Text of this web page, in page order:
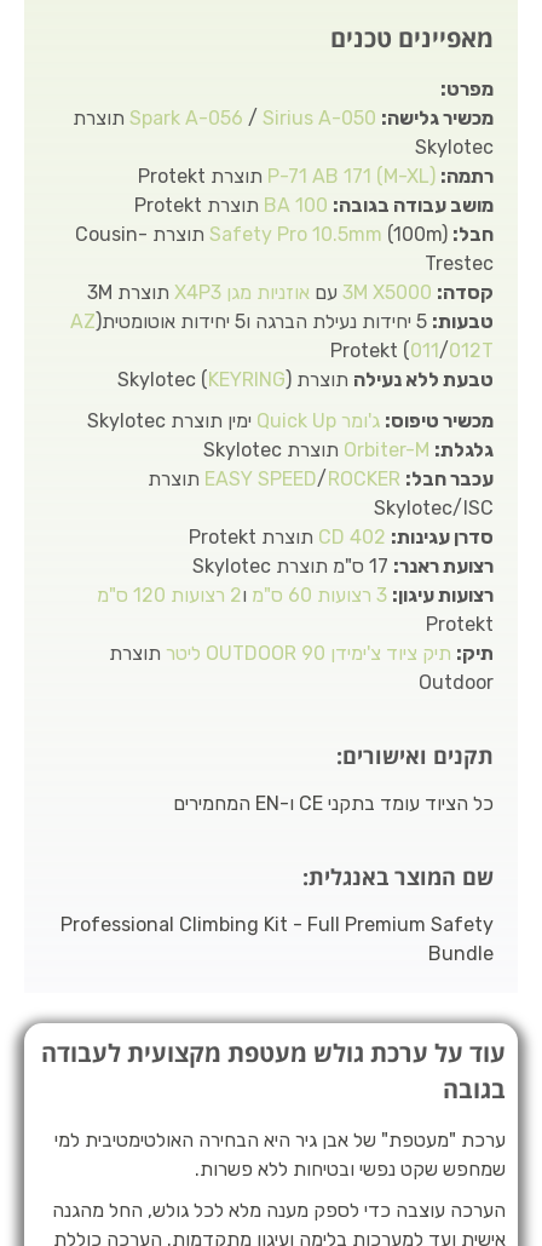
מאפיינים טכנים
מפרט:
מכשיר גלישה:
Spark A-056 / Sirius A-050
תוצרת
Skylotec
רתמה: P-71 AB 171 (M-XL) תוצרת Protekt
מושב עבודה בגובה: BA 100 תוצרת Protekt
חבל:
Safety Pro 10.5mm
(100m) תוצרת Cousin-
Trestec
קסדה: 3M X5000 עם אוזניות מגן X4P3
תוצרת 3M
טבעות:
AZ
011/012T
) Protekt
טבעת ללא נעילה תוצרת Skylotec ( KEYRING)
מכשיר טיפוס: ג'ומר Quick Up
ימין תוצרת Skylotec
גלגלת: Orbiter-M תוצרת Skylotec
עכבר חבל:
EASY SPEED/ ROCKER
תוצרת
Skylotec/ISC
סדרן עגינות: CD 402 תוצרת Protekt
רצועת ראנר:
רצועות עיגון: 3 רצועות 60 ס"מ ו2 רצועות 120 ס"מ
Protekt
תיק: תיק ציוד צ'ימידן OUTDOOR 90 ליטר
תוצרת
Outdoor
תקנים ואישורים:
כל הציוד עומד בתקני CE ו-EN המחמירים
שם המוצר באנגלית:
Professional Climbing Kit - Full Premium Safety
Bundle
עוד על ערכת גולש מעטפת מקצועית לעבודה
בגובה
ערכת "מעטפת" של אבן גיר היא הבחירה האולטימטיבית למי
שמחפש שקט נפשי ובטיחות ללא פשרות.
הערכה עוצבה כדי לספק מענה מלא לכל גולש, החל מהגנה
אישית ועד למערכות בלימה ועיגון מתקדמות. הערכה כוללת